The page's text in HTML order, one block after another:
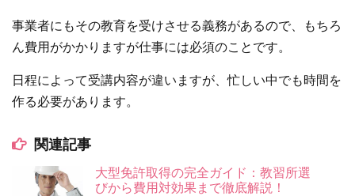
事業者にもその教育を受けさせる義務があるので、もちろ
ん費用がかかりますが仕事には必須のことです。
日程によって受講内容が違いますが、忙しい中でも時間を
作る必要があります。
関連記事
大型免許取得の完全ガイド：教習所選
びから費用対効果まで徹底解説！